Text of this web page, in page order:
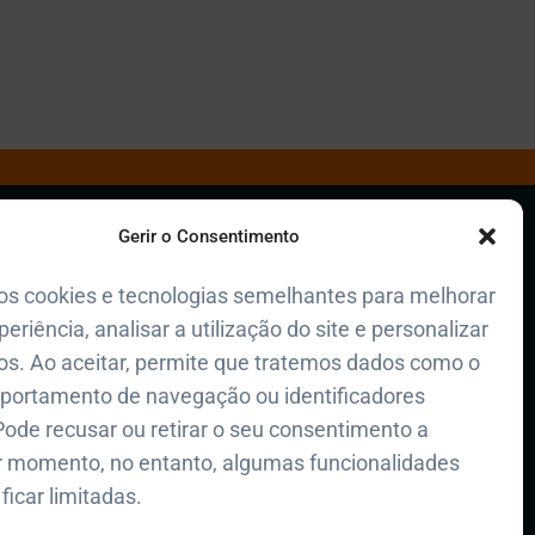
Gerir o Consentimento
cookies e tecnologias semelhantes para melhorar
analisar a utilização do site e personalizar
Ao aceitar, permite que tratemos dados como o
de navegação ou identificadores
recusar ou retirar o seu consentimento a
momento, no entanto, algumas funcionalidades
limitadas.
Polícia Municipal de Lisboa
+351 217 225 200
Regimento de Bombeiros Sapadores
800 913 913
Proteção Civil de Campolide
+351 914 924 321
Campolide 2026. Todos os direitos reservados